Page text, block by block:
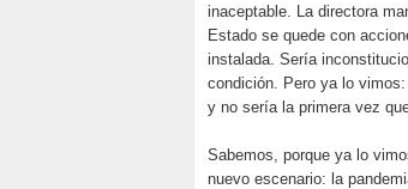
inaceptable. La directora
Estado se quede con
instalada. Sería
condición. Pero ya lo
y no sería la primera vez
Sabemos, porque ya lo
nuevo escenario: la